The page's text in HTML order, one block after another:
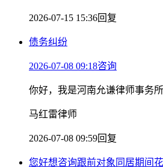
2026-07-15 15:36回复
债务纠纷
2026-07-08 09:18咨询
你好，我是河南允谦律师事务
马红雷律师
2026-07-08 09:59回复
您好想咨询跟前对象同居期间